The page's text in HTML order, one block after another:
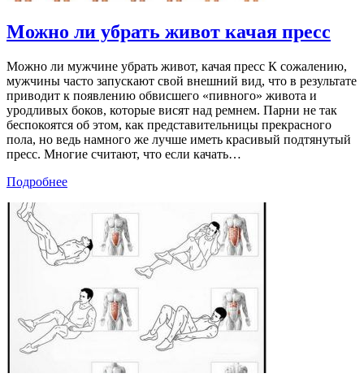
Можно ли убрать живот качая пресс
Можно ли мужчине убрать живот, качая пресс К сожалению,
мужчины часто запускают свой внешний вид, что в результате
приводит к появлению обвисшего «пивного» живота и
уродливых боков, которые висят над ремнем. Парни не так
беспокоятся об этом, как представительницы прекрасного
пола, но ведь намного же лучше иметь красивый подтянутый
пресс. Многие считают, что если качать…
Подробнее